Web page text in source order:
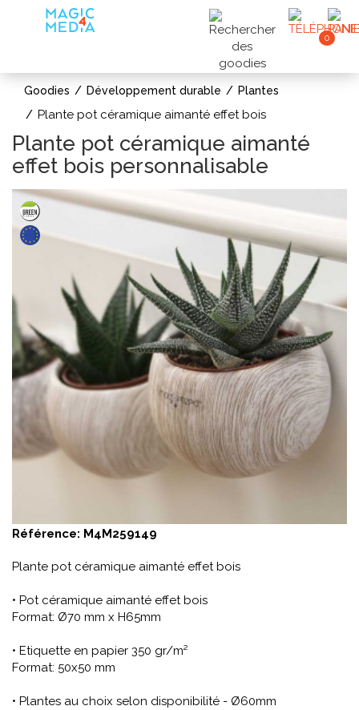
0
Goodies Développement durable Plantes
Plante pot céramique aimanté effet bois
Plante pot céramique aimanté
effet bois personnalisable
Référence: M4M259149
Plante pot céramique aimanté effet bois
• Pot céramique aimanté effet bois
Format: Ø70 mm x H65mm
• Etiquette en papier 350 gr/m²
Format: 50x50 mm
• Plantes au choix selon disponibilité - Ø60mm